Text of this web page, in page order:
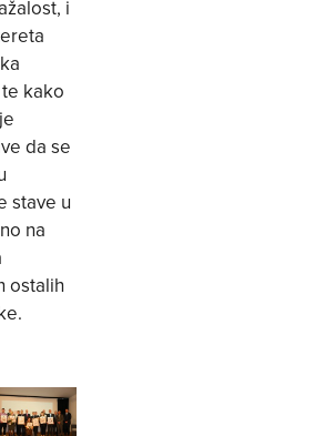
i
kako
da se
stave u
na
ostalih